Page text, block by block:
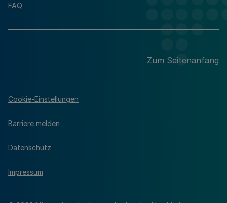
FAQ
Zum Seitenanfang
Cookie-Einstellungen
Barriere melden
Datenschutz
Impressum